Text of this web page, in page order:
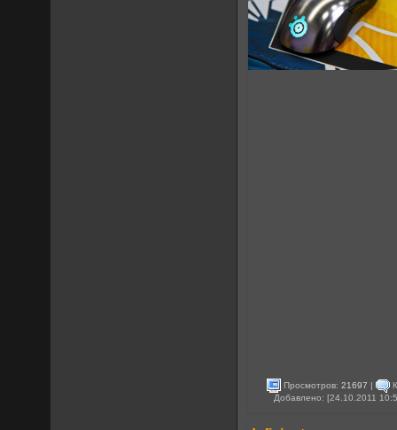
Просмотров:21697 |
Добавлено: [24.10.2011